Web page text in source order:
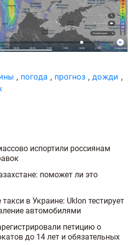
, погода , прогноз , дожди ,
испортили россиянам
поможет ли это
в Украине: Uklon тестирует
автомобилями
петицию о
до 14 лет и обязательных